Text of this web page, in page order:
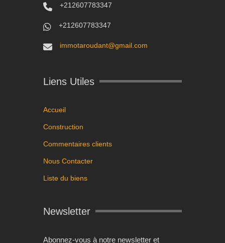
+212607783347
+212607783347
immotaroudant@gmail.com
Liens Utiles
Accueil
Construction
Commentaires clients
Nous Contacter
Liste du biens
Newsletter
Abonnez-vous à notre newsletter et